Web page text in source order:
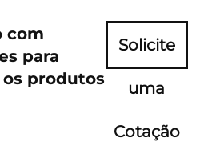
com
para
produtos
Solicite
uma
Cotação